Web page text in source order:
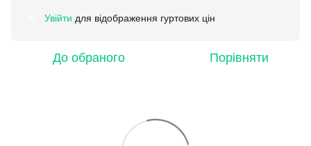
Увійти для відображення гуртових цін
До обраного Порівняти